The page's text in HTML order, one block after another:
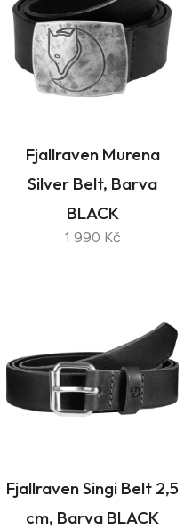
Fjallraven Murena
Silver Belt, Barva
BLACK
1 990 Kč
Fjallraven Singi Belt 2,5
cm, Barva BLACK